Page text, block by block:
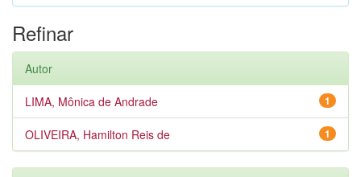
Refinar
Autor
1
LIMA, Mônica de Andrade
1
OLIVEIRA, Hamilton Reis de